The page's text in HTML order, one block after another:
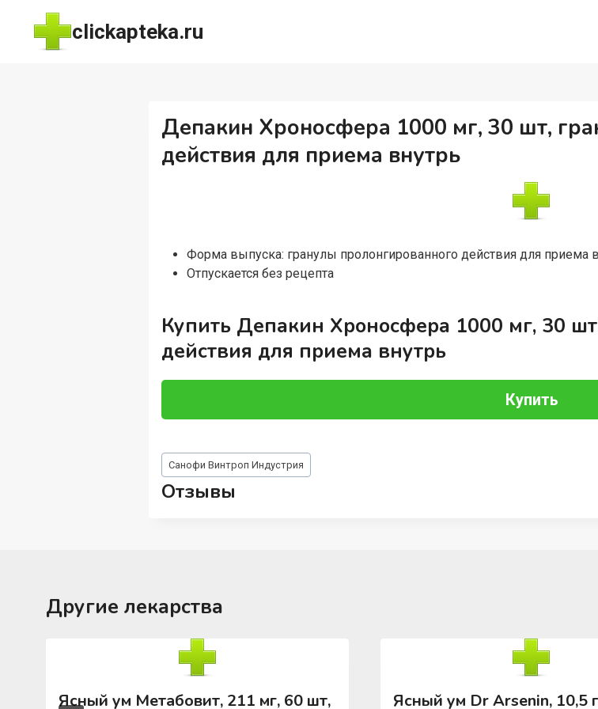
Перейти
содержимому
clickapteka.ru
Депакин Хроносфера 1000 мг, 30 шт,
действия для приема внутрь
Форма выпуска: гранулы пролонгированного действия для приема
Отпускается без рецепта
Купить Депакин Хроносфера 1000 мг, 30
действия для приема внутрь
Купить
Метки
записи:
Санофи Винтроп Индустрия
Отзывы
Другие лекарства
Ясный ум Метабовит, 211 мг, 60 шт, Ясный ум Dr Arsenin, 10,5